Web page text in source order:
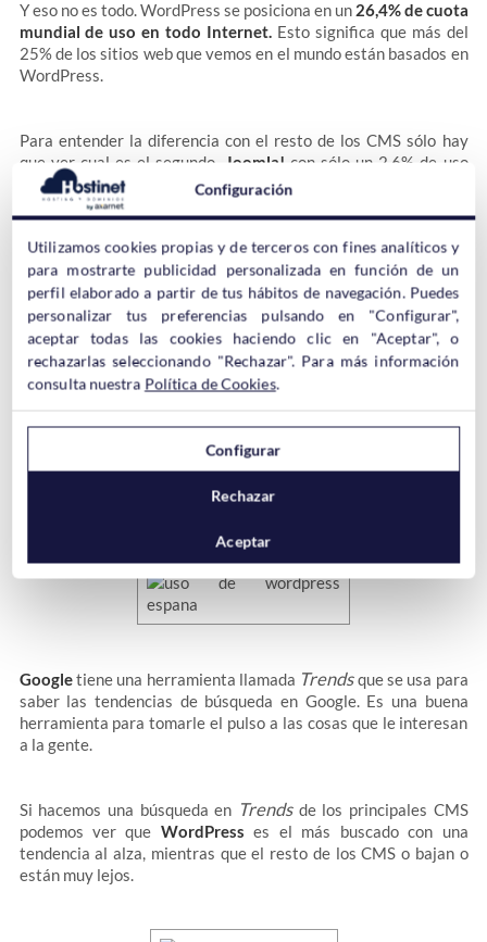
Y eso no es todo. WordPress se posiciona en un 26,4% de cuota
mundial de uso en todo Internet. Esto significa que más del
25% de los sitios web que vemos en el mundo están basados en
WordPress.
Para entender la diferencia con el resto de los CMS sólo hay
que ver cual es el segundo.
Joomla! con sólo un 2,6% de uso
mundial y un 6% de cuota de mercado en los CMS.
Y por si esto no fuera poco la tendencia de WordPress sigue
siendo al alza mientras queel uso del resto de los CMS se
sigue reduciendo.
En España la cifra de uso es aun mayor.
el 64,61% de cuota de mercado
Googletiene una herramienta llamada Trendsque se usa para
saber las tendencias de búsqueda en Google. Es una buena
herramienta para tomarle el pulso a las cosas que le interesan
a la gente.
Si hacemos una búsqueda en Trendsde los principales CMS
podemos ver que WordPress es el más buscado con una
tendencia al alza, mientras que el resto de los CMS o bajan o
están muy lejos.
Configuración
Utilizamos cookies propias y de terceros con fines analíticos y
para mostrarte publicidad personalizada en función de un
perfil elaborado a partir de tus hábitos de navegación. Puedes
personalizar tus preferencias pulsando en "Configurar",
aceptar todas las cookies haciendo clic en "Aceptar", o
rechazarlas seleccionando "Rechazar". Para más información
consulta nuestra Política de Cookies.
Configurar
Rechazar
Aceptar